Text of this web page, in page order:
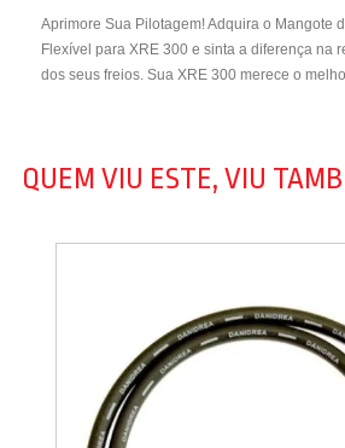
Aprimore Sua Pilotagem! Adquira o Mangote
Flexível para XRE 300 e sinta a diferença na
dos seus freios. Sua XRE 300 merece o
QUEM VIU ESTE, VIU